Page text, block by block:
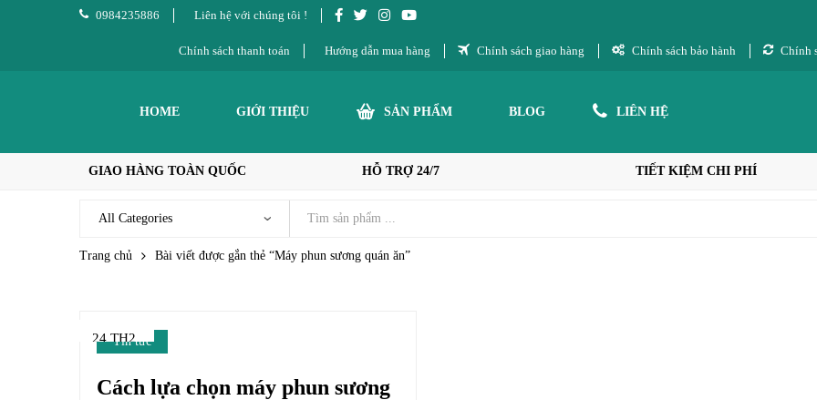
0984235886 Liên hệ với chúng tôi !
Chính sách thanh toán Hướng dẫn mua hàng Chính sách giao hàng Chính sách bảo hành Chính
HOME GIỚI THIỆU SẢN PHẨM BLOG LIÊN HỆ
GIAO HÀNG TOÀN QUỐC HỖ TRỢ 24/7 TIẾT KIỆM CHI PHÍ
Trang chủ Bài viết được gắn thẻ “Máy phun sương quán ăn”
24 TH2
Tin tức
Cách lựa chọn máy phun sương